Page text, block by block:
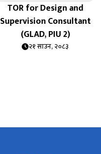
TOR for Design and
Supervision Consultant
(GLAD, PIU 2)
२१ साउन, २०८३